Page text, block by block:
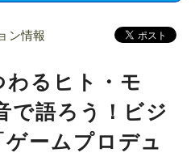
ン情報
るヒト・モ
で語ろう！ビジ
ームプロデュ